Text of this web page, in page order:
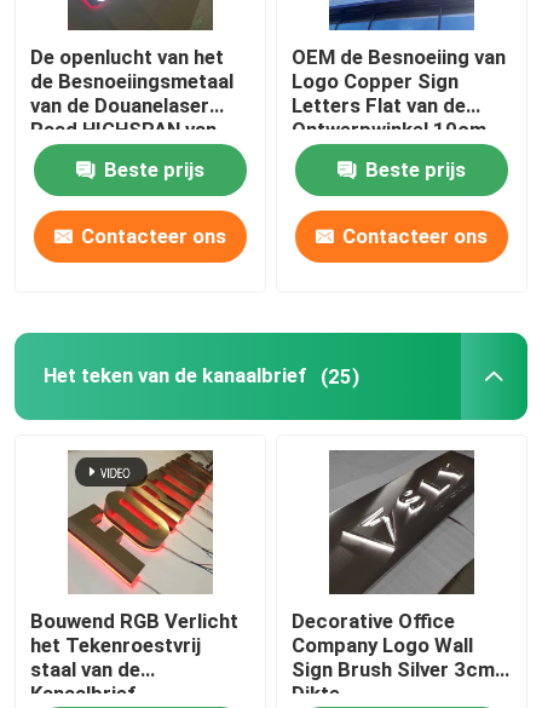
Opslag voorteken
De Raad van het restaurantteken
De bouwteken
Lichte doossignage
Het teken van de markttentbrief
De openlucht van het
de Besnoeiingsmetaal
van de Douanelaser
Raad HIGHSPAN van
Logo Signs Light Up
Sign
Beste prijs
Contacteer ons
OEM de Besnoeiing van
Logo Copper Sign
Letters Flat van de
Ontwerpwinkel 10cm
tot 100cm Hoogte
Beste prijs
Contacteer ons
Het teken van de kanaalbrief (25)
Bouwend RGB Verlicht
het Tekenroestvrij
staal van de
Kanaalbrief
Decorative Office
Company Logo Wall
Sign Brush Silver 3cm
Dikte